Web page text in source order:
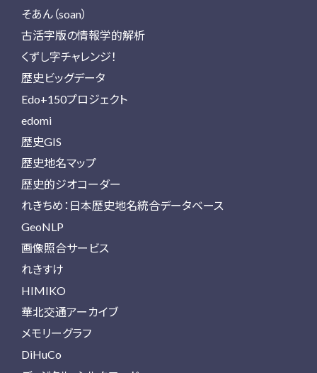
そあん（soan）
古活字版の情報学的解析
くずし字チャレンジ！
歴史ビッグデータ
Edo+150プロジェクト
edomi
歴史GIS
歴史地名マップ
歴史的ジオコーダー
れきちめ：日本歴史地名統合データベース
GeoNLP
画像照合サービス
れきすけ
HIMIKO
華北交通アーカイブ
メモリーグラフ
DiHuCo